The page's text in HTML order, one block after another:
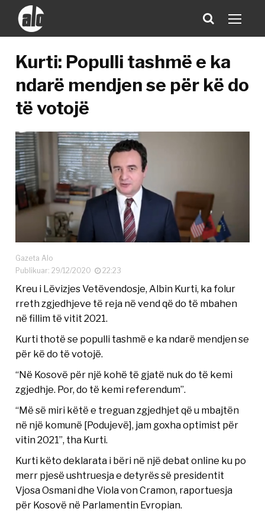
Kurti: Populli tashmë e ka
ndarë mendjen se për kë do
të votojë
Gazeta Alo
Publikuar: 29/12/2020
22:23
Kreu i Lëvizjes Vetëvendosje, Albin Kurti, ka folur
rreth zgjedhjeve të reja në vend që do të mbahen
në fillim të vitit 2021.
Kurti thotë se populli tashmë e ka ndarë mendjen se
për kë do të votojë.
“Në Kosovë për një kohë të gjatë nuk do të kemi
zgjedhje. Por, do të kemi referendum”.
“Më së miri këtë e treguan zgjedhjet që u mbajtën
në një komunë [Podujevë], jam goxha optimist për
vitin 2021”, tha Kurti.
Kurti këto deklarata i bëri në një debat online ku po
merr pjesë ushtruesja e detyrës së presidentit
Vjosa Osmani dhe Viola von Cramon, raportuesja
për Kosovë në Parlamentin Evropian.